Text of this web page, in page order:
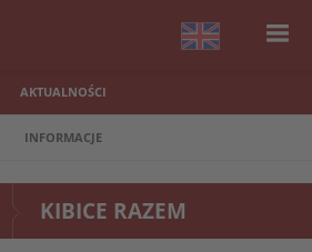
AKTUALNOŚCI
INFORMACJE
KIBICE RAZEM